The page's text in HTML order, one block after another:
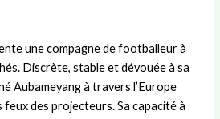
une compagne de footballeur à
Discrète, stable et dévouée à sa
Aubameyang à travers l’Europe
feux des projecteurs. Sa capacité à